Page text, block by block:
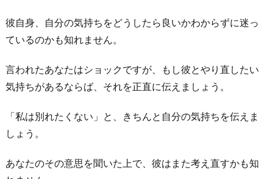
な
っ
だ
け
4.
言
彼自身、自分の気持ちをどうしたら良いかわからずに迷っ
ているのかも知れません。
言われたあなたはショックですが、もし彼とやり直したい
気持ちがあるならば、それを正直に伝えましょう。
「私は別れたくない」と、きちんと自分の気持ちを伝えま
しょう。
あなたのその意思を聞いた上で、彼はまた考え直すかも知